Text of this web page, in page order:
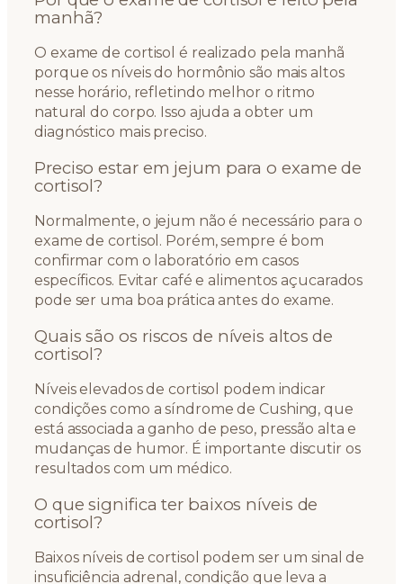
manhã?
O exame de cortisol é realizado pela manhã
porque os níveis do hormônio são mais altos
nesse horário, refletindo melhor o ritmo
natural do corpo. Isso ajuda a obter um
diagnóstico mais preciso.
Preciso estar em jejum para o exame de
cortisol?
Normalmente, o jejum não é necessário para o
exame de cortisol. Porém, sempre é bom
confirmar com o laboratório em casos
específicos. Evitar café e alimentos açucarados
pode ser uma boa prática antes do exame.
Quais são os riscos de níveis altos de
cortisol?
Níveis elevados de cortisol podem indicar
condições como a síndrome de Cushing, que
está associada a ganho de peso, pressão alta e
mudanças de humor. É importante discutir os
resultados com um médico.
O que significa ter baixos níveis de
cortisol?
Baixos níveis de cortisol podem ser um sinal de
insuficiência adrenal, condição que leva a